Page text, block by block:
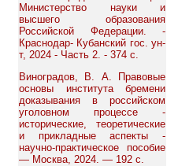
Министерство науки и
высшего образования
Российской Федерации. -
Краснодар- Кубанский гос. ун-
т, 2024 - Часть 2. - 374 с.
Виноградов, В. А. Правовые
основы института бремени
доказывания в российском
уголовном процессе -
исторические, теоретические
и прикладные аспекты -
научно-практическое пособие
— Москва, 2024. — 192 с.